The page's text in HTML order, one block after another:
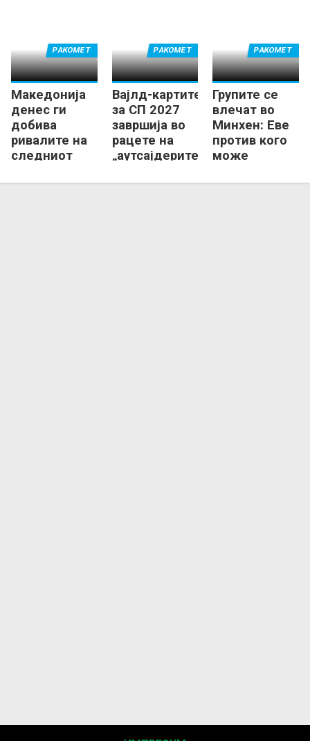
Македонија
денес ги
добива
ривалите на
следниот
РАКОМЕТ
Вајлд-картите
за СП 2027
завршија во
рацете на
„аутсајдерите“!
РАКОМЕТ
Групите се
влечат во
Минхен: Еве
против кого
може
на СП 2027!
РАКОМЕТ